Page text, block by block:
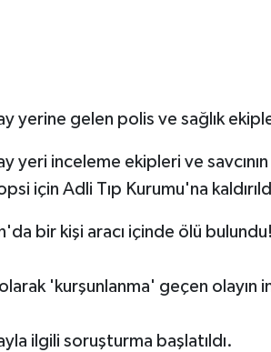
yerine gelen polis ve sağlık
yeri inceleme ekipleri ve
için Adli Tıp Kurumu'na
bir kişi aracı içinde ölü bulundu!
olarak 'kurşunlanma' geçen
ilgili soruşturma başlatıldı.